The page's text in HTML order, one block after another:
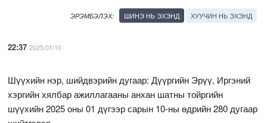
ЭРЭМБЭЛЭХ: ШИНЭ НЬ ЭХЭНД ХУУЧИН НЬ ЭХЭНД
22:37 2025/01/10
Шүүхийн нэр, шийдвэрийн дугаар: Дүүргийн Эрүү, Иргэний
хэргийн хялбар ажиллагааны анхан шатны тойргийн
шүүхийн 2025 оны 01 дүгээр сарын 10-ны өдрийн 280 дугаар